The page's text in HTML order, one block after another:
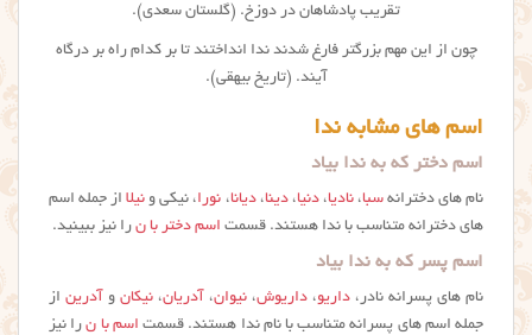
تقریب پادشاهان در دوزخ. (گلستان سعدی).
چون از این مهم بزرگتر فارغ شدند ندا انداختند تا بر کدام راه بر درگاه
آیند. (تاریخ بیهقی).
اسم های مشابه ندا
اسم دختر که به ندا بیاد
نام های دخترانهسبا،نادیا،دنیا،دینا،دیانا، نورا، نیکی و نیلااز جمله اسم
های دخترانه متناسب با ندا هستند. قسمت اسم دختر با ن را نیز ببینید.
اسم پسر که به ندا بیاد
نام های پسرانه نادر، داریو، داریوش، نیوان، آدریان، نیکان و آدرین از
جمله اسم های پسرانه متناسب با نام ندا هستند. قسمت اسم با نرا نیز